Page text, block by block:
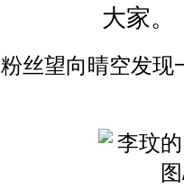
粉丝望向晴空发现